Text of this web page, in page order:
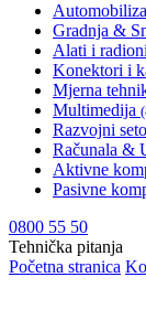
Gradnja &
Alati i
Konektori i
Mjerna
Multimedija
Razvojni
Računala &
Aktivne
Pasivne
0800 55 50
Tehnička pitanja
Početna stranica